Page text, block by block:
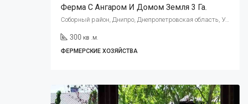
Ферма С Ангаром И Домом Земля 3 Га.
Соборный район, Днипро, Днепропетровская область, Украина, 49000
300 кв .м.
ФЕРМЕРСКИЕ ХОЗЯЙСТВА